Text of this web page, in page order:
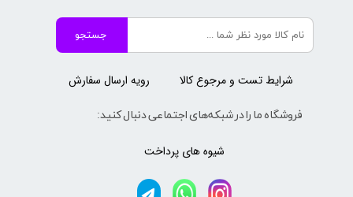
جستجو
فروشگاه ما را در شبکه‌های اجتماعی دنبال کنید:
رویه ارسال سفارش
شیوه های پرداخت
شرایط تست و مرجوع کالا